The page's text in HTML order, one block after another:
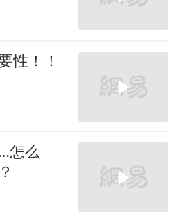
性！！
怎么